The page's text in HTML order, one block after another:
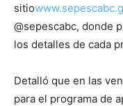
sitio
@sepescabc, donde
los detalles de cada
Detalló que en las
para el programa de